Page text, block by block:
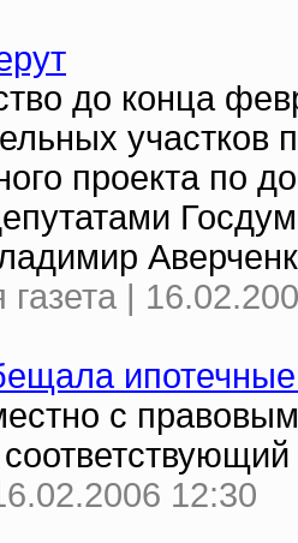
до конца
участков
проекта по
газета |
ипотечные
с
12:30